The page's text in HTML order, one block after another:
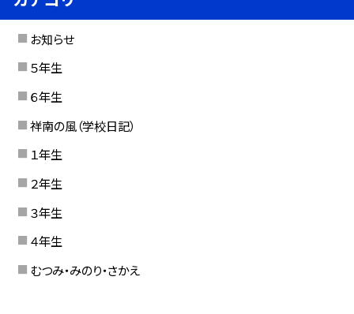
お知らせ
５年生
６年生
祥南の風（学校日記）
１年生
２年生
３年生
４年生
むつみ・みのり・さかえ